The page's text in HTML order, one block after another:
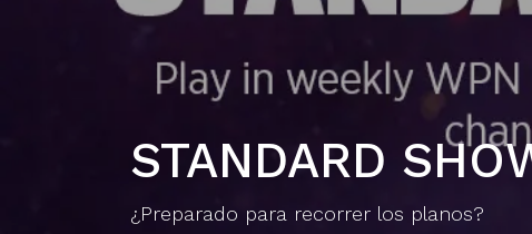
STANDARD
¿Preparado para recorrer los planos?